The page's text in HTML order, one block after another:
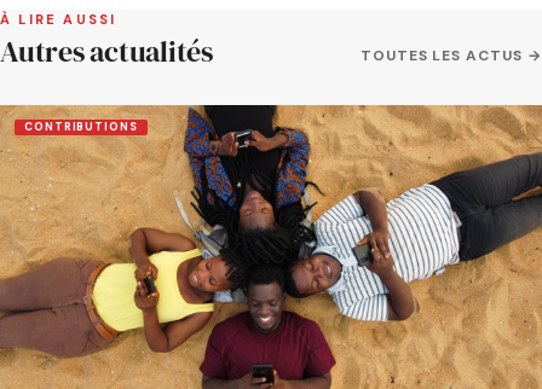
À LIRE AUSSI
Autres actualités TOUTES LES ACTUS →
CONTRIBUTIONS